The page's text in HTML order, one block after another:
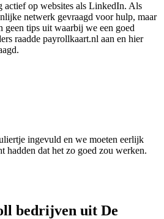
actief op websites als LinkedIn. Als
netwerk gevraagd voor hulp, maar
geen tips uit waarbij we een goed
raadde payrollkaart.nl aan en hier
ingevuld en we moeten eerlijk
hadden dat het zo goed zou werken.
bedrijven uit De